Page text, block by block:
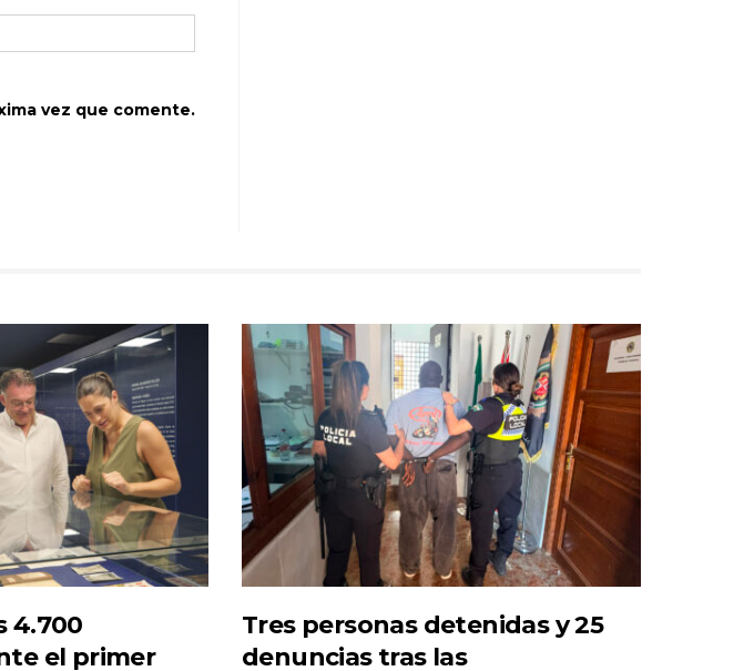
vez que comente.
4.700
el primer
Tres personas detenidas y 25
denuncias tras las